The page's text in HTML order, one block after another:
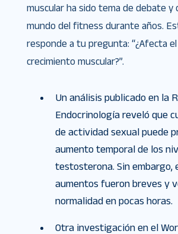
muscular ha sido tema de debate y
mundo del fitness durante años.
responde a tu pregunta: “¿Afecta el
crecimiento muscular?”.
Un análisis publicado en la
Endocrinología reveló que
de actividad sexual puede
aumento temporal de los
testosterona. Sin embargo,
aumentos fueron breves y
normalidad en pocas horas.
Otra investigación en el